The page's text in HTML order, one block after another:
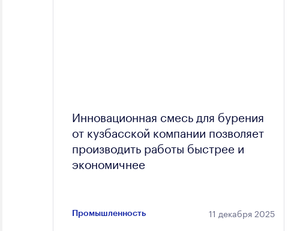
Инновационная смесь для бурения
от кузбасской компании позволяет
производить работы быстрее и
экономичнее
Промышленность 11 декабря 2025